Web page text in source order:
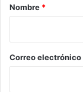
r
*
Nombre *
Correo electrónico